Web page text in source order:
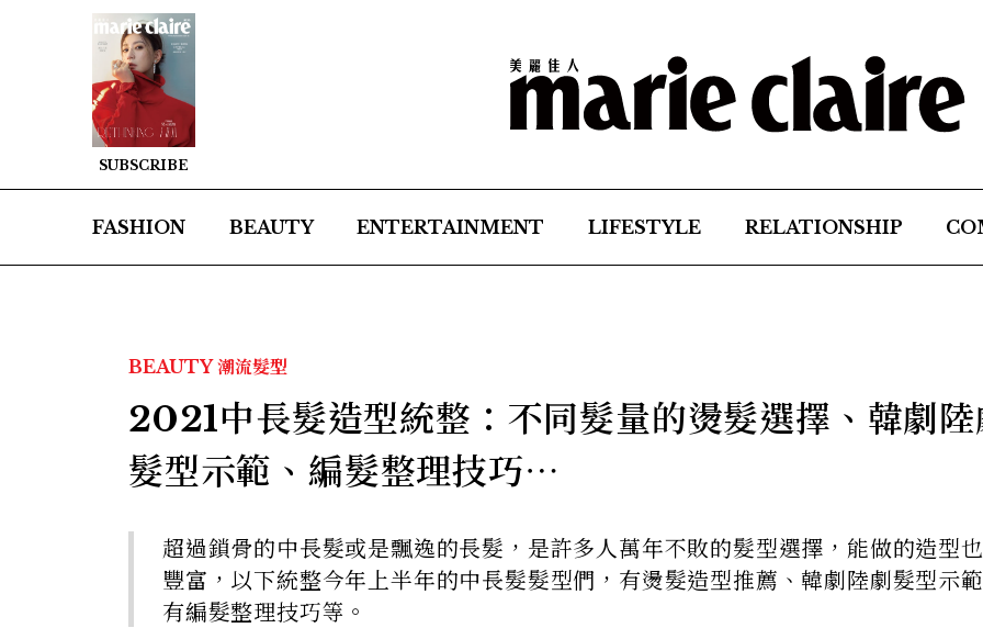
SUBSCRIBE
FASHION BEAUTY ENTERTAINMENT LIFESTYLE RELATIONSHIP
BEAUTY 潮流髮型
2021中長髮造型統整：不同髮量的燙髮選擇、韓劇
髮型示範、編髮整理技巧⋯
超過鎖骨的中長髮或是飄逸的長髮，是許多人萬年不敗的髮型選擇，能做的造型
豐富，以下統整今年上半年的中長髮髮型們，有燙髮造型推薦、韓劇陸劇髮型示
有編髮整理技巧等。